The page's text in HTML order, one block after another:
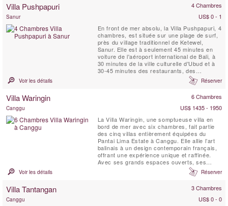
l'étage supérieur, vous permettant de vous
Villa Pushpapuri 4 Chambres
Sanur
US$ 0 - 1
En front de mer absolu, la Villa Pushpapuri, 4
chambres, est située sur une plage de surf,
près du village traditionnel de Ketewel,
Sanur. Elle est à seulement 45 minutes en
voiture de l'aéroport international de Bali, à
30 minutes de la ville culturelle d'Ubud et à
30-45 minutes des restaurants, des
boutiques et de la vie nocturne de Kuta et de
Seminyak. Elle est délimitée par la rivière
plus encore, elle est bénie d’une vue ...
Voir les détails Réserver
Villa Waringin 6 Chambres
Canggu
US$ 1435 - 1950
La Villa Waringin, une somptueuse villa en
bord de mer avec six chambres, fait partie
des cinq villas entièrement équipées du
Pantai Lima Estate à Canggu. Elle allie l’art
balinais à un design contemporain français,
offrant une expérience unique et raffinée.
Avec ses grands espaces ouverts, ses
hauts plafonds et ses jardins luxuriants,
cette villa est l’une des résidences de luxe
d’un jardin tropical, Villa Waringin ...
Voir les détails Réserver
Villa Tantangan 3 Chambres
Canggu
US$ 0 - 0